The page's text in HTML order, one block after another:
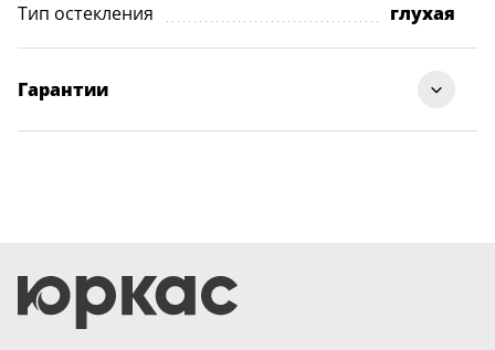
Тип остекления глухая
Гарантии